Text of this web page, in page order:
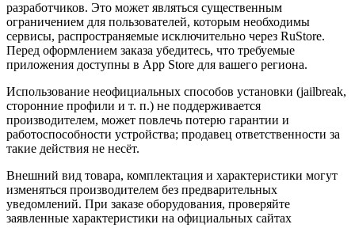
разработчиков. Это может являться существенным
ограничением для пользователей, которым необходимы
сервисы, распространяемые исключительно через RuStore.
Перед оформлением заказа убедитесь, что требуемые
приложения доступны в App Store для вашего региона.
Использование неофициальных способов установки (jailbreak,
сторонние профили и т. п.) не поддерживается
производителем, может повлечь потерю гарантии и
работоспособности устройства; продавец ответственности за
такие действия не несёт.
Внешний вид товара, комплектация и характеристики могут
изменяться производителем без предварительных
уведомлений. При заказе оборудования, проверяйте
заявленные характеристики на официальных сайтах